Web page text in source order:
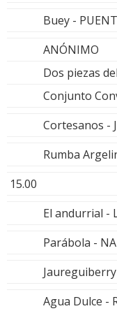
Buey -
ANÓNIMO
Dos piezas
Conjunto
Cortesanos -
Rumba
15.00
El andurrial -
Parábola -
Jaureguiberry
Agua Dulce -